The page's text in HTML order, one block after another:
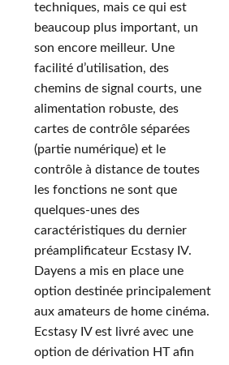
techniques, mais ce qui est
beaucoup plus important, un
son encore meilleur. Une
facilité d’utilisation, des
chemins de signal courts, une
alimentation robuste, des
cartes de contrôle séparées
(partie numérique) et le
contrôle à distance de toutes
les fonctions ne sont que
quelques-unes des
caractéristiques du dernier
préamplificateur Ecstasy IV.
Dayens a mis en place une
option destinée principalement
aux amateurs de home cinéma.
Ecstasy IV est livré avec une
option de dérivation HT afin